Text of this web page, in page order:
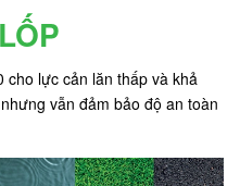
cho lực cản lăn thấp và khả
vẫn đảm bảo độ an toàn